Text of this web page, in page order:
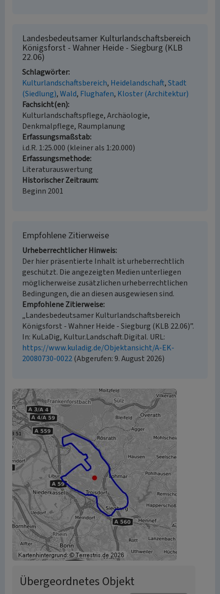
Landesbedeutsamer Kulturlandschaftsbereich
Königsforst - Wahner Heide - Siegburg (KLB
22.06)
Schlagwörter
Kulturlandschaftsbereich Heidelandschaft Stadt
(Siedlung) Wald Flughafen Kloster (Architektur)
Fachsicht(en)
Kulturlandschaftspflege, Archäologie,
Denkmalpflege, Raumplanung
Erfassungsmaßstab
i.d.R. 1:25.000 (kleiner als 1:20.000)
Erfassungsmethode
Literaturauswertung
Historischer Zeitraum
Beginn 2001
Empfohlene Zitierweise
Urheberrechtlicher Hinweis
Der hier präsentierte Inhalt ist urheberrechtlich
geschützt. Die angezeigten Medien unterliegen
möglicherweise zusätzlichen urheberrechtlichen
Bedingungen, die an diesen ausgewiesen sind.
Empfohlene Zitierweise
„Landesbedeutsamer Kulturlandschaftsbereich
Königsforst - Wahner Heide - Siegburg (KLB 22.06)”.
In: KuLaDig, Kultur.Landschaft.Digital. URL:
https://www.kuladig.de/Objektansicht/A-EK-
20080730-0022(Abgerufen: 9. August 2026)
Übergeordnetes Objekt